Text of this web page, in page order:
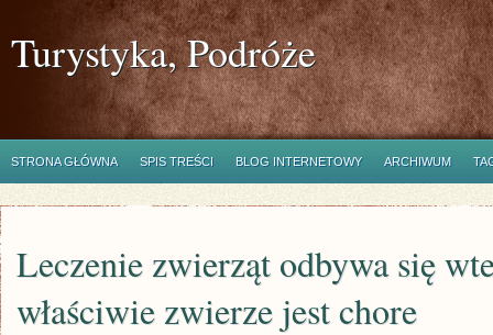
Turystyka, Podróże
STRONA GŁÓWNA SPIS TREŚCI BLOG INTERNETOWY ARCHIWUM
Leczenie zwierząt odbywa się
właściwie zwierze jest chore